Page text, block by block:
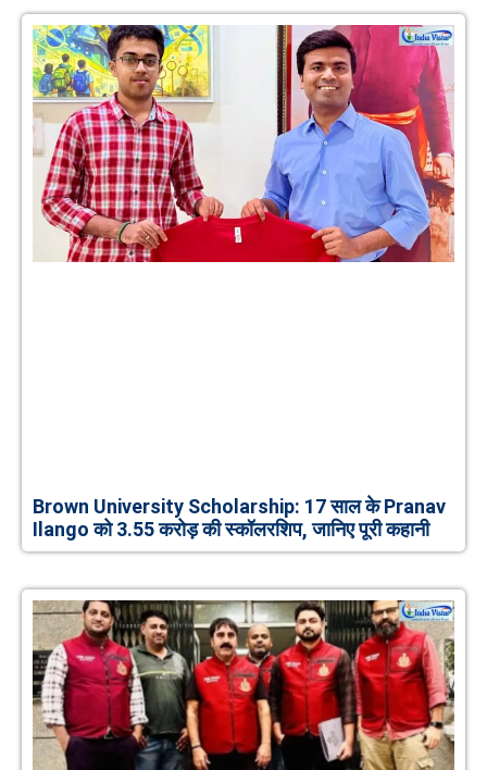
Brown University Scholarship: 17 साल के Pranav
Ilango को 3.55 करोड़ की स्कॉलरशिप, जानिए पूरी कहानी